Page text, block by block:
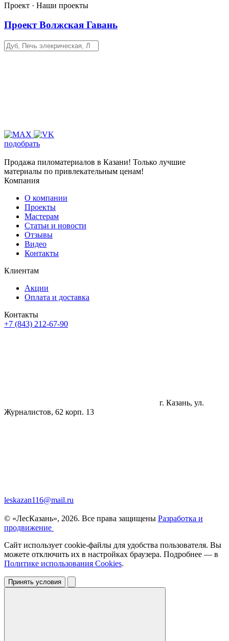
Проект · Наши проекты
Проект Волжская Гавань
подобрать
Продажа пиломатериалов в Казани! Только лучшие
материалы по привлекательным ценам!
Компания
О компании
Проекты
Мастерам
Статьи и новости
Отзывы
Видео
Контакты
Клиентам
Акции
Оплата и доставка
Контакты
+7 (843) 212-67-90
г. Казань, ул.
Журналистов, 62 корп. 13
leskazan116@mail.ru
© «ЛесКазань», 2026. Все права защищены Разработка и
продвижение
Сайт использует cookie-файлы для удобства пользователя. Вы
можете отключить их в настройках браузера. Подробнее — в
Политике использования Cookies.
Принять условия